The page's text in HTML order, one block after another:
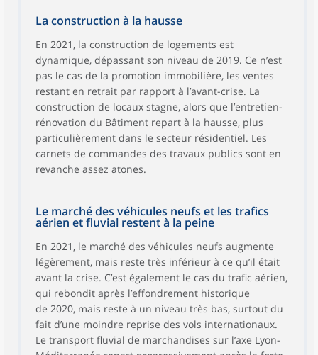
La construction à la hausse
En 2021, la construction de logements est
dynamique, dépassant son niveau de 2019. Ce n’est
pas le cas de la promotion immobilière, les ventes
restant en retrait par rapport à l’avant-crise. La
construction de locaux stagne, alors que l’entretien-
rénovation du Bâtiment repart à la hausse, plus
particulièrement dans le secteur résidentiel. Les
carnets de commandes des travaux publics sont en
revanche assez atones.
Le marché des véhicules neufs et les trafics
aérien et fluvial restent à la peine
En 2021, le marché des véhicules neufs augmente
légèrement, mais reste très inférieur à ce qu’il était
avant la crise. C’est également le cas du trafic aérien,
qui rebondit après l’effondrement historique
de 2020, mais reste à un niveau très bas, surtout du
fait d’une moindre reprise des vols internationaux.
Le transport fluvial de marchandises sur l’axe Lyon-